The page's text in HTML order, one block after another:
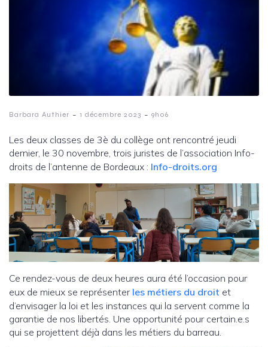
Barbara Authier - 1 décembre 2023 - 9h06
Les deux classes de 3è du collège ont rencontré jeudi
dernier, le 30 novembre, trois juristes de l’association Info-
droits de l’antenne de Bordeaux : Info-droits.org
Ce rendez-vous de deux heures aura été l’occasion pour
eux de mieux se représenter les métiers du droit et
d’envisager la loi et les instances qui la servent comme la
garantie de nos libertés. Une opportunité pour certain.e.s
qui se projettent déjà dans les métiers du barreau.